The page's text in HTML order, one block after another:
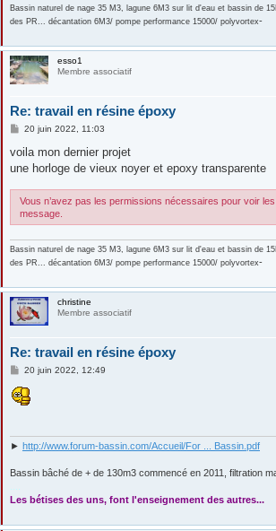
Bassin naturel de nage 35 M3, lagune 6M3 sur lit d'eau et bassin de
des PR... décantation 6M3/ pompe performance 15000/ polyvortex-
esso1
Membre associatif
Re: travail en résine époxy
M
s
a
e
20 juin 2022, 11:03
voila mon dernier projet
une horloge de vieux noyer et epoxy transparente
Vous n’avez pas les permissions nécessaires pour voir
message.
Bassin naturel de nage 35 M3, lagune 6M3 sur lit d'eau et bassin de
des PR... décantation 6M3/ pompe performance 15000/ polyvortex-
christine
Membre associatif
Re: travail en résine époxy
M
s
s
20 juin 2022, 12:49
► http://www.forum-bassin.com/Accueil/For ... Bassin.pdf
Bassin bâché de + de 130m3 commencé en 2011, filtration
Les bétises des uns, font l'enseignement des autres...